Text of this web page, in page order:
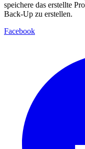
speichere das erstellte
Back-Up zu erstellen.
Facebook